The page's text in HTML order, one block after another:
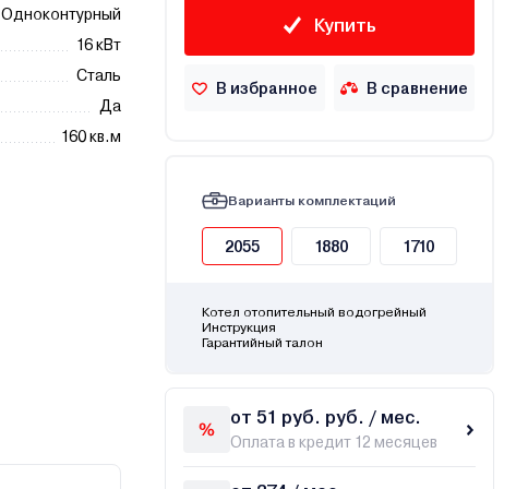
Одноконтурный
16 кВт
Сталь
Да
160 кв.м
Купить
В избранное В сравнение
Варианты комплектаций
2055 1880 1710
Котел отопительный водогрейный
Инструкция
Гарантийный талон
от 51 руб. руб. / мес.
Оплата в кредит 12 месяцев